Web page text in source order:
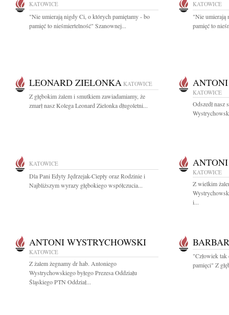
KATOWICE
"Nie umierają nigdy Ci, o których pamiętamy - bo
pamięć to nieśmiertelność" Szanownej...
KATOWICE
"Nie umierają
pamięć to
LEONARD ZIELONKA KATOWICE
Z głębokim żalem i smutkiem zawiadamiamy, że
zmarł nasz Kolega Leonard Zielonka długoletni...
KATOWICE
Odszedł
KATOWICE
Dla Pani Edyty Jędrzejak-Ciepły oraz Rodzinie i
Najbliższym wyrazy głębokiego współczucia...
KATOWICE
Z wielkim
i...
ANTONI WYSTRYCHOWSKI
KATOWICE
Z żalem żegnamy dr hab. Antoniego
Wystrychowskiego byłego Prezesa Oddziału
Śląskiego PTN Oddział...
"Człowiek
pamięci" Z